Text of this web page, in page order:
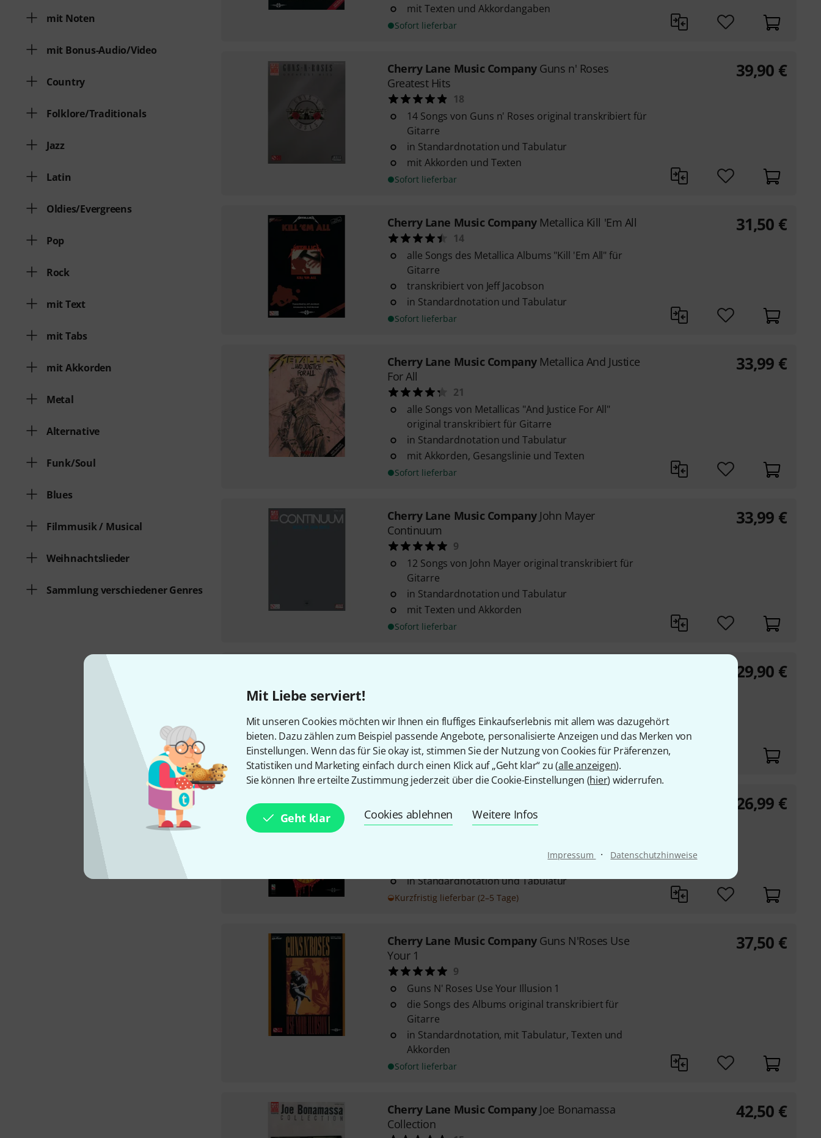
Mit Liebe serviert!
Mit unseren Cookies möchten wir Ihnen ein fluffiges Einkaufserlebnis mit allem was dazugehört
bieten. Dazu zählen zum Beispiel passende Angebote, personalisierte Anzeigen und das Merken von
Einstellungen. Wenn das für Sie okay ist, stimmen Sie der Nutzung von Cookies für Präferenzen,
Statistiken und Marketing einfach durch einen Klick auf „Geht klar“ zu (alle anzeigen).
Sie können Ihre erteilte Zustimmung jederzeit über die Cookie-Einstellungen (hier) widerrufen.
Geht klar Cookies ablehnen Weitere Infos
Impressum · Datenschutzhinweise
mit Noten
mit Bonus-Audio/Video
Country
Folklore/Traditionals
Jazz
Latin
Oldies/Evergreens
Pop
Rock
mit Text
mit Tabs
mit Akkorden
Metal
Alternative
Funk/Soul
Blues
Filmmusik / Musical
Weihnachtslieder
Sammlung verschiedener Genres
mit Texten und Akkordangaben
Sofort lieferbar
Cherry Lane Music Company Guns n' Roses
Greatest Hits
18
14 Songs von Guns n' Roses original transkribiert für
Gitarre
in Standardnotation und Tabulatur
mit Akkorden und Texten
Sofort lieferbar
39,90 €
Cherry Lane Music Company Metallica Kill 'Em All
14
alle Songs des Metallica Albums "Kill 'Em All" für
Gitarre
transkribiert von Jeff Jacobson
in Standardnotation und Tabulatur
Sofort lieferbar
31,50 €
Cherry Lane Music Company Metallica And Justice
For All
21
alle Songs von Metallicas "And Justice For All"
original transkribiert für Gitarre
in Standardnotation und Tabulatur
mit Akkorden, Gesangslinie und Texten
Sofort lieferbar
33,99 €
Cherry Lane Music Company John Mayer
Continuum
9
12 Songs von John Mayer original transkribiert für
Gitarre
in Standardnotation und Tabulatur
mit Texten und Akkorden
Sofort lieferbar
33,99 €
original transkribiert für Gitarre
aus der Reihe "Play It Like It Is"
Sofort lieferbar
29,90 €
Anthology
in Standardnotation und Tabulatur
Kurzfristig lieferbar (2–5 Tage)
26,99 €
Cherry Lane Music Company Guns N'Roses Use
Your 1
9
Guns N' Roses Use Your Illusion 1
die Songs des Albums original transkribiert für
Gitarre
in Standardnotation, mit Tabulatur, Texten und
Akkorden
Sofort lieferbar
37,50 €
Cherry Lane Music Company Joe Bonamassa
Collection
42,50 €